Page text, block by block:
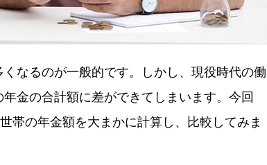
なるのが一般的です。しかし、現役時代の働
金の合計額に差ができてしまいます。今回
帯の年金額を大まかに計算し、比較してみま